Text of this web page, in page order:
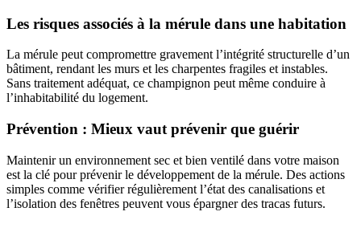
Les risques associés à la mérule dans une habitation
La mérule peut compromettre gravement l’intégrité structurelle d’un
bâtiment, rendant les murs et les charpentes fragiles et instables.
Sans traitement adéquat, ce champignon peut même conduire à
l’inhabitabilité du logement.
Prévention : Mieux vaut prévenir que guérir
Maintenir un environnement sec et bien ventilé dans votre maison
est la clé pour prévenir le développement de la mérule. Des actions
simples comme vérifier régulièrement l’état des canalisations et
l’isolation des fenêtres peuvent vous épargner des tracas futurs.